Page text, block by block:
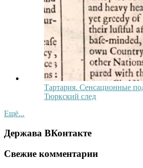
Тартария. Сенсационные
Тюркский след
Ещё...
Держава ВКонтакте
Свежие комментарии